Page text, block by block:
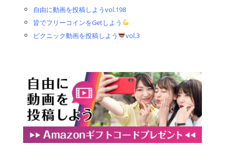
自由に動画を投稿しようvol.198
皆でフリーコインをGetしよう
ピクニック動画を投稿しよう
vol.3